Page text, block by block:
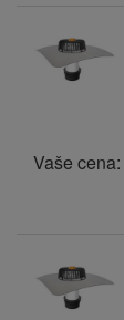
Vaše cena: